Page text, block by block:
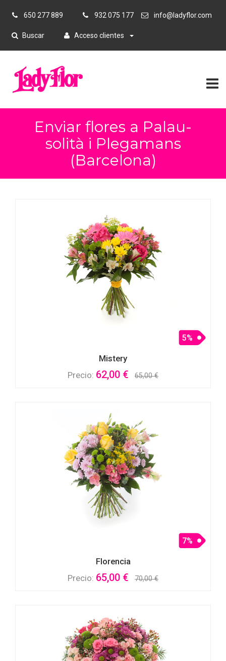
650 277 889 932 075 177 info@ladyflor.com
Buscar Acceso clientes
Enviar flores a Palau-
solità i Plegamans
(Barcelona)
Mistery
5%
Precio: 62,00 € 65,00 €
Florencia
7%
Precio: 65,00 € 70,00 €